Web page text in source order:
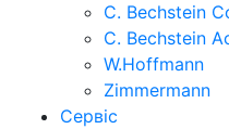
C. Bechstein
C. Bechstein
W.Hoffmann
Zimmermann
Сервіс